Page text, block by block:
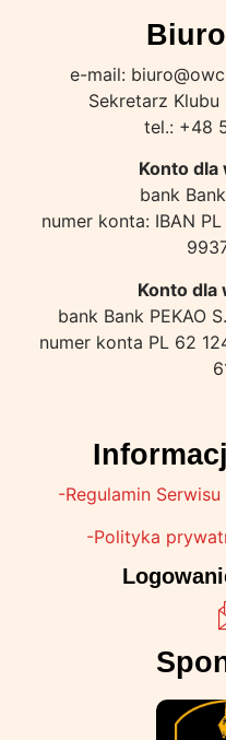
e-mail:
Sekretarz Klubu
tel.: +48
Konto dla
bank
numer konta: IBAN
Konto dla
bank Bank PEKAO
numer konta PL 62
-Regulamin
-Polityka